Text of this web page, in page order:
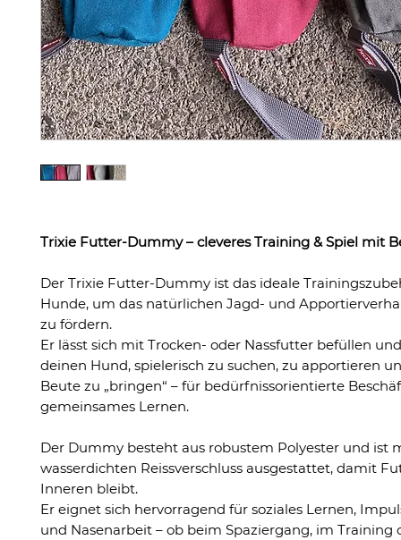
Trixie Futter-Dummy – cleveres Training & Spiel mit
Der Trixie Futter-Dummy ist das ideale
Hunde, um das natürlichen Jagd- und
zu fördern.
Er lässt sich mit Trocken- oder Nassfutter befüllen
deinen Hund, spielerisch zu suchen, zu apportieren
Beute zu „bringen“ – für bedürfnissorientierte
gemeinsames Lernen.
Der Dummy besteht aus robustem Polyester und ist
wasserdichten Reissverschluss ausgestattet, damit
Inneren bleibt.
Er eignet sich hervorragend für soziales Lernen,
und Nasenarbeit – ob beim Spaziergang, im Training